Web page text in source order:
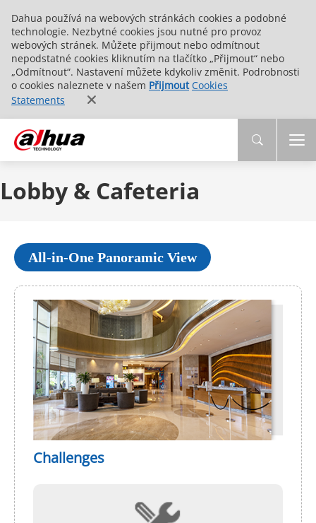
Dahua používá na webových stránkách cookies a podobné
technologie. Nezbytné cookies jsou nutné pro provoz
webových stránek. Můžete přijmout nebo odmítnout
nepodstatné cookies kliknutím na tlačítko „Přijmout“ nebo
„Odmítnout“. Nastavení můžete kdykoliv změnit. Podrobnosti
o cookies naleznete v našem Přijmout Cookies
Statements
Lobby & Cafeteria
All-in-One Panoramic View
Challenges